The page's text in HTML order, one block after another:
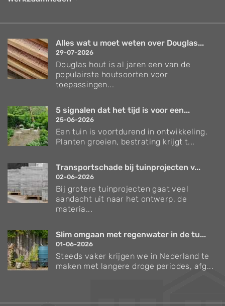
Alles wat u moet weten over Douglas...
29-07-2026
Douglas hout is al jaren een van de
populairste houtsoorten voor
toepassingen...
5 signalen dat het tijd is voor een...
25-06-2026
Een tuin is voortdurend in ontwikkeling.
Planten groeien, bestrating krijgt t...
Transportschade bij tuinprojecten v...
02-06-2026
Bij grotere tuinprojecten gaat veel
aandacht uit naar het ontwerp, de
materia...
Slim omgaan met regenwater in de tu...
01-06-2026
Steeds vaker krijgen we in Nederland te
maken met langere droge periodes, afg...